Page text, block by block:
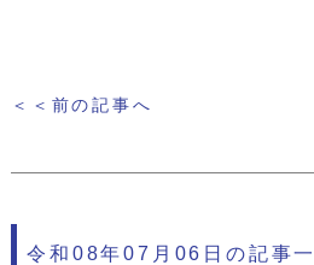
＜＜前の記事へ
令和08年07月06日の記事